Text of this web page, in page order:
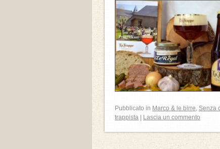
Pubblicato in Marco & le birre, Senza
trappista
Lascia un commento